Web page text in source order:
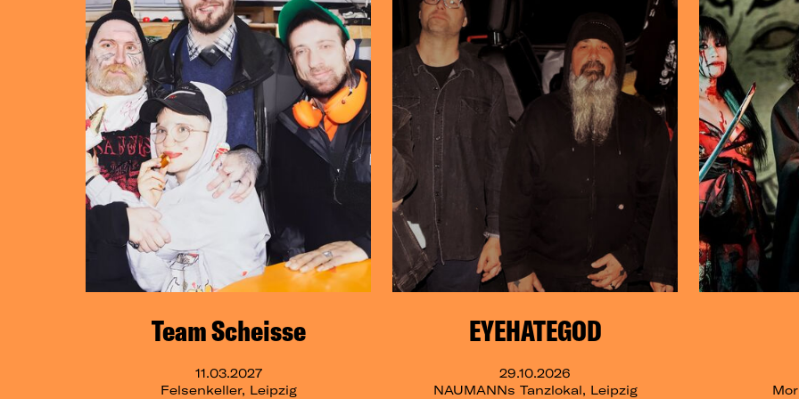
Team Scheisse
11.03.2027
Felsenkeller, Leipzig
EYEHATEGOD
29.10.2026
NAUMANNs Tanzlokal, Leipzig